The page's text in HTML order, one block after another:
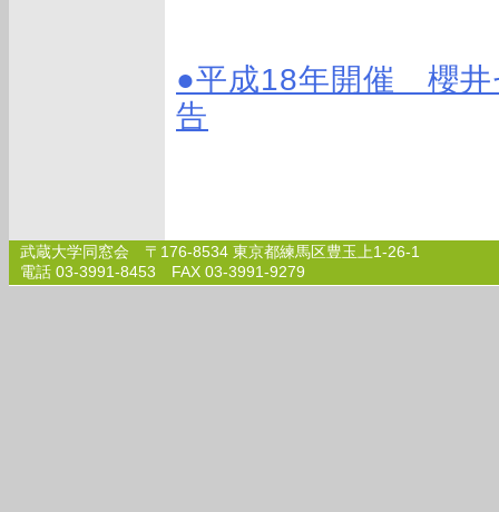
●平成18年開催 櫻
告
武蔵大学同窓会 〒176-8534 東京都練馬区豊玉上1-26-1
電話 03-3991-8453 FAX 03-3991-9279